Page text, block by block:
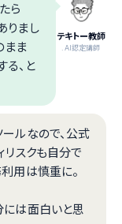
テキトー教師
.AI認定講師
ら
りまし
まま
る、と
ルなので、公式
リスクも自分で
用は慎重に。
には面白いと思